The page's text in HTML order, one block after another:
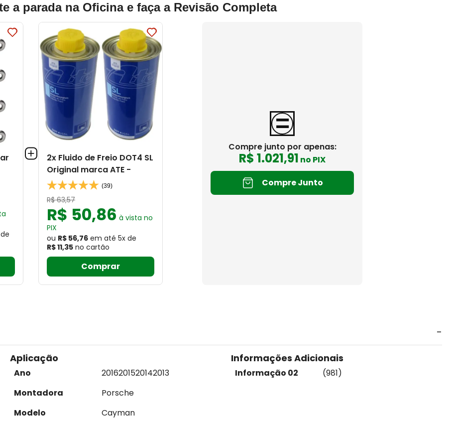
a parada na Oficina e faça a Revisão Completa
de
2x Fluido de Freio DOT4 SL
Original marca ATE -
(39)
R$ 63,57
R$ 50,86 à vista no
PIX
ou R$ 56,76 em até 5x de
R$ 11,35 no cartão
Comprar
Compre junto por apenas:
R$ 1.021,91 no PIX
Compre Junto
Aplicação
Ano 2016201520142013
Montadora
Porsche
Modelo
Cayman
Informações Adicionais
Informação 02 (981)